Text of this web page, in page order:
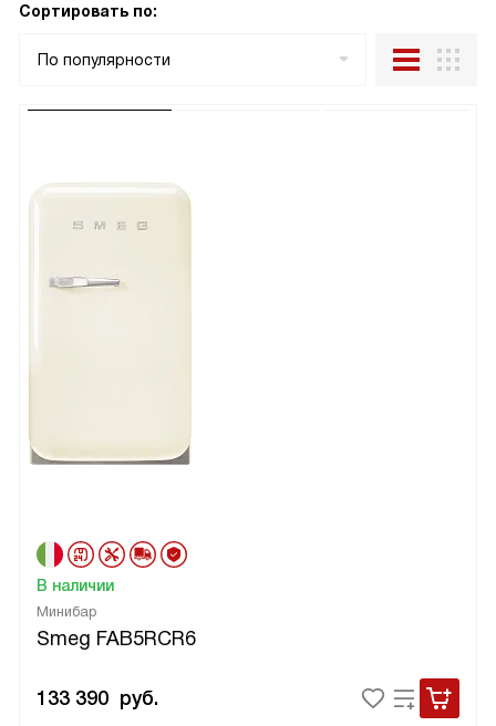
Сортировать по:
По популярности
Минибар
Smeg FAB5RCR6
В наличии
133 390 руб.